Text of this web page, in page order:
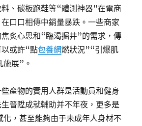
、碳板跑鞋等“體測神器”在電商
口口相傳中銷量暴跌。一些商家
炙心思和“臨渴掘井”的需求，傳
或許“點包養網燃狀況”“引爆肌
展”。
產物的實用人群是活動員和健身
晉陞成就輔助并不年夜，更多是
，甚至能夠由于未成年人身材不